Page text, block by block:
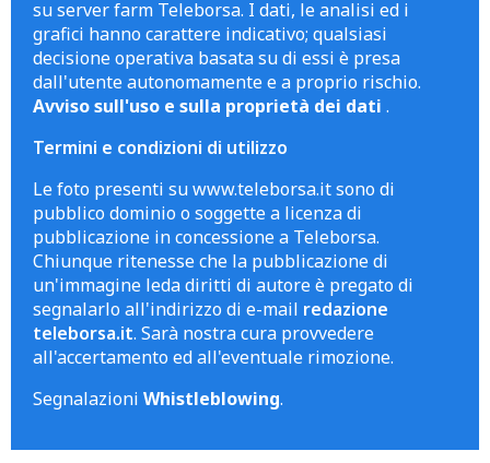
su server farm Teleborsa. I dati, le analisi ed i
grafici hanno carattere indicativo; qualsiasi
decisione operativa basata su di essi è presa
dall'utente autonomamente e a proprio rischio.
Avviso sull'uso e sulla proprietà dei dati .
Termini e condizioni di utilizzo
Le foto presenti su www.teleborsa.it sono di
pubblico dominio o soggette a licenza di
pubblicazione in concessione a Teleborsa.
Chiunque ritenesse che la pubblicazione di
un'immagine leda diritti di autore è pregato di
segnalarlo all'indirizzo di e-mail redazione
teleborsa.it. Sarà nostra cura provvedere
all'accertamento ed all'eventuale rimozione.
Segnalazioni Whistleblowing.